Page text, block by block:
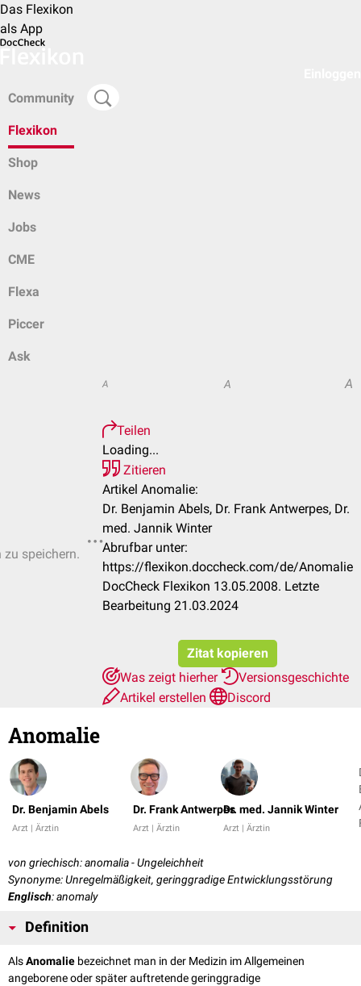
Das Flexikon
als App
Community
Flexikon
Shop
News
Jobs
CME
Flexa
Piccer
Ask
zu speichern.
A A A
Teilen
Loading...
Zitieren
Artikel Anomalie:
Dr. Benjamin Abels, Dr. Frank Antwerpes, Dr.
med. Jannik Winter
Abrufbar unter:
https://flexikon.doccheck.com/de/Anomalie
DocCheck Flexikon 13.05.2008. Letzte
Bearbeitung 21.03.2024
Zitat kopieren
Was zeigt hierher
Versionsgeschichte
Artikel erstellen
Discord
Anomalie
Dr. Benjamin Abels
Arzt | Ärztin
Dr. Frank Antwerpes
Arzt | Ärztin
Dr. med. Jannik Winter
Arzt | Ärztin
von griechisch: anomalia - Ungeleichheit
Synonyme: Unregelmäßigkeit, geringgradige Entwicklungsstörung
Englisch: anomaly
Definition
AlsAnomalie bezeichnet man in der Medizin im Allgemeinen
angeborene oder später auftretende geringgradige